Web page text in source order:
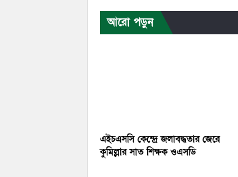
আরো পড়ুন
এইচএসসি কেন্দ্রে জলাবদ্ধতার জেরে
কুমিল্লার সাত শিক্ষক ওএসডি